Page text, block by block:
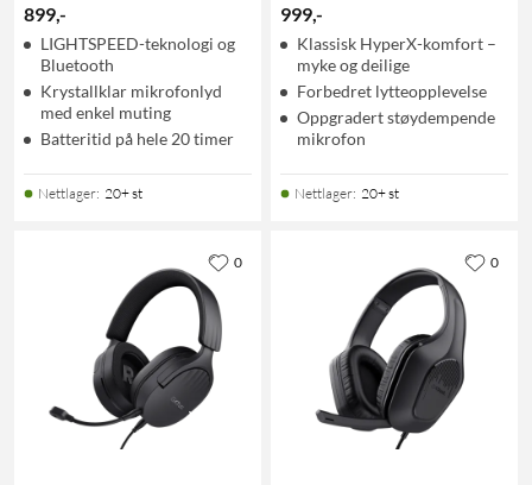
899,-
LIGHTSPEED-teknologi og
Bluetooth
Krystallklar mikrofonlyd
med enkel muting
Batteritid på hele 20 timer
Nettlager: 20+ st
999,-
Klassisk HyperX-komfort –
myke og deilige
Forbedret lytteopplevelse
Oppgradert støydempende
mikrofon
Nettlager: 20+ st
0 0